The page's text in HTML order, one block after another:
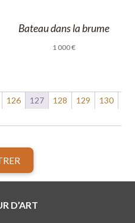
Bateau dans la brume
1 000€
126 127 128 129
130
D’ART